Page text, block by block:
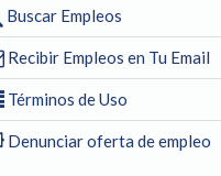
Buscar Empleos
Recibir Empleos en Tu Email
Términos de Uso
Denunciar oferta de empleo